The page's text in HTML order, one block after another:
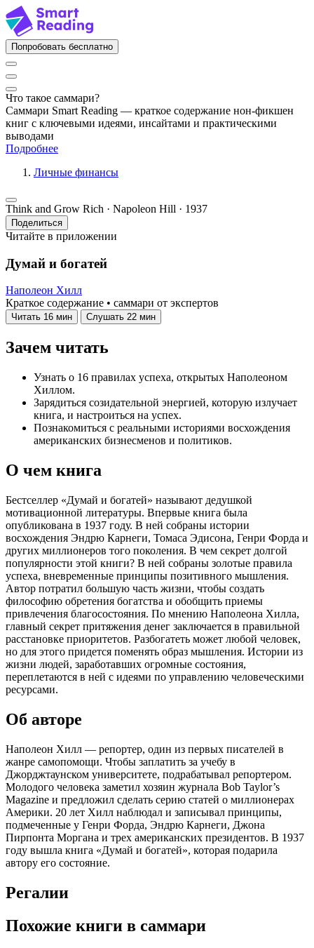
Попробовать бесплатно
Что такое саммари?
Саммари Smart Reading — краткое содержание нон-фикшен
книг с ключевыми идеями, инсайтами и практическими
выводами
Подробнее
Личные финансы
Think and Grow Rich · Napoleon Hill · 1937
Поделиться
Читайте в приложении
Думай и богатей
Наполеон Хилл
Краткое содержание • саммари от экспертов
Читать 16 мин Слушать 22 мин
Зачем читать
Узнать о 16 правилах успеха, открытых Наполеоном
Хиллом.
Зарядиться созидательной энергией, которую излучает
книга, и настроиться на успех.
Познакомиться с реальными историями восхождения
американских бизнесменов и политиков.
О чем книга
Бестселлер «Думай и богатей» называют дедушкой
мотивационной литературы. Впервые книга была
опубликована в 1937 году. В ней собраны истории
восхождения Эндрю Карнеги, Томаса Эдисона, Генри Форда и
других миллионеров того поколения. В чем секрет долгой
популярности этой книги? В ней собраны золотые правила
успеха, вневременные принципы позитивного мышления.
Автор потратил большую часть жизни, чтобы создать
философию обретения богатства и обобщить приемы
привлечения благосостояния. По мнению Наполеона Хилла,
главный секрет притяжения денег заключается в правильной
расстановке приоритетов. Разбогатеть может любой человек,
но для этого придется поменять образ мышления. Истории из
жизни людей, заработавших огромные состояния,
переплетаются в ней с идеями по управлению человеческими
ресурсами.
Об авторе
Наполеон Хилл — репортер, один из первых писателей в
жанре самопомощи. Чтобы заплатить за учебу в
Джорджтаунском университете, подрабатывал репортером.
Молодого человека заметил хозяин журнала Bob Taylor’s
Magazine и предложил сделать серию статей о миллионерах
Америки. 20 лет Хилл наблюдал и записывал принципы,
подмеченные у Генри Форда, Эндрю Карнеги, Джона
Пирпонта Моргана и трех американских президентов. В 1937
году вышла книга «Думай и богатей», которая подарила
автору его состояние.
Регалии
Похожие книги в саммари